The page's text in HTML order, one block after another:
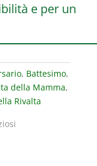
e per un
, Battesimo,
della Mamma,
Rivalta